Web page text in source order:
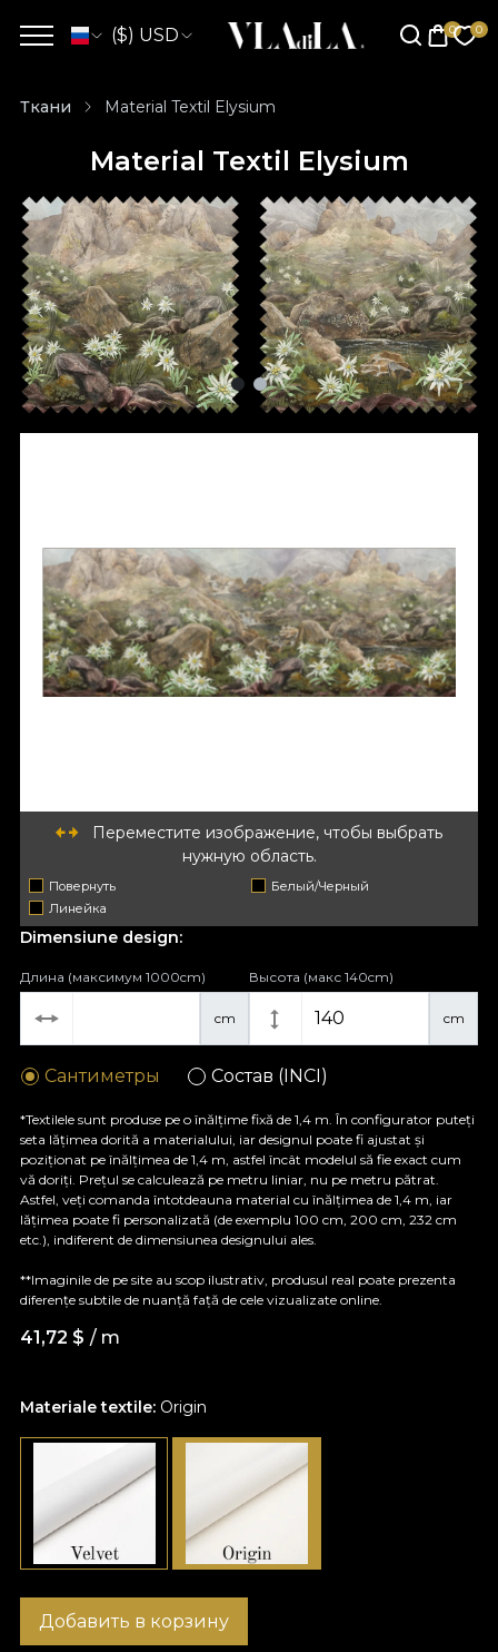
($) USD
Ткани Material Textil Elysium
Material Textil Elysium
Переместите изображение, чтобы выбрать
нужную область.
Повернуть
Белый/Черный
Линейка
Materiale textile: Origin
Dimensiune design:
cm
Длина (максимум 1000cm)
cm
Высота (макс 140cm)
Сантиметры Состав (INCI)
*Textilele sunt produse pe o înălțime fixă de 1,4 m. În configurator puteți
seta lățimea dorită a materialului, iar designul poate fi ajustat și
poziționat pe înălțimea de 1,4 m, astfel încât modelul să fie exact cum
vă doriți. Prețul se calculează pe metru liniar, nu pe metru pătrat.
Astfel, veți comanda întotdeauna material cu înălțimea de 1,4 m, iar
lățimea poate fi personalizată (de exemplu 100 cm, 200 cm, 232 cm
etc.), indiferent de dimensiunea designului ales.
**Imaginile de pe site au scop ilustrativ, produsul real poate prezenta
diferențe subtile de nuanță față de cele vizualizate online.
41,72 $ / m
Добавить в корзину